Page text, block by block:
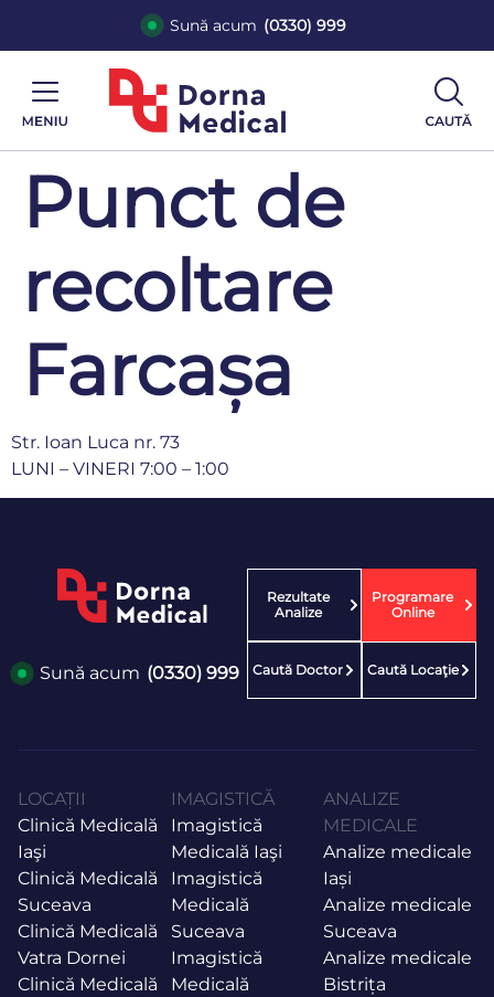
Sună acum (0330) 999
Punct de
recoltare
Farcașa
Str. Ioan Luca nr. 73
LUNI – VINERI 7:00 – 1:00
Sună acum (0330) 999
Rezultate
Analize
Programare
Online
Caută Doctor Caută Locaţie
LOCAȚII
Clinică Medicală
Iaşi
Clinică Medicală
Suceava
Clinică Medicală
Vatra Dornei
Clinică Medicală
IMAGISTICĂ
Imagistică
Medicală Iaşi
Imagistică
Medicală
Suceava
Imagistică
Medicală
ANALIZE
MEDICALE
Analize medicale
Iași
Analize medicale
Suceava
Analize medicale
Bistrița